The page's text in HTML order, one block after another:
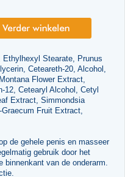
Stearate, Prunus
Ceteareth-20, Alcohol,
Flower Extract,
12, Cetearyl Alcohol, Cetyl
Extract, Simmondsia
Fruit Extract,
de gehele penis en masseer
gebruik door het
binnenkant van de onderarm.